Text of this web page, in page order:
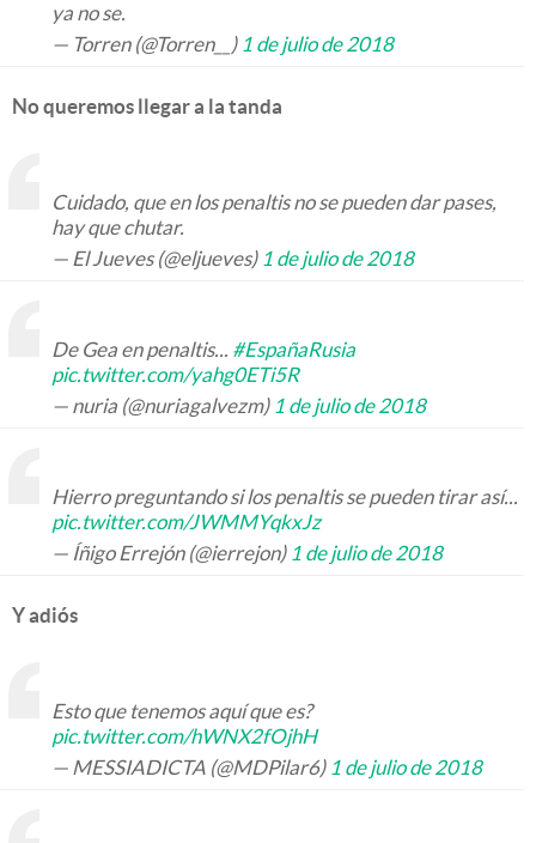
ya no se.
— Torren (@Torren__) 1 de julio de 2018
No queremos llegar a la tanda
Cuidado, que en los penaltis no se pueden dar pases,
hay que chutar.
— El Jueves (@eljueves) 1 de julio de 2018
De Gea en penaltis... #EspañaRusia
pic.twitter.com/yahg0ETi5R
— nuria (@nuriagalvezm) 1 de julio de 2018
Hierro preguntando si los penaltis se pueden tirar así...
pic.twitter.com/JWMMYqkxJz
— Íñigo Errejón (@ierrejon) 1 de julio de 2018
Y adiós
Esto que tenemos aquí que es?
pic.twitter.com/hWNX2fOjhH
— MESSIADICTA (@MDPilar6) 1 de julio de 2018